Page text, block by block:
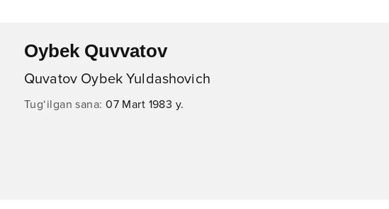
Oybek Quvvatov
Quvatov Oybek Yuldashovich
Tug‘ilgan sana:07 Mart 1983 y.